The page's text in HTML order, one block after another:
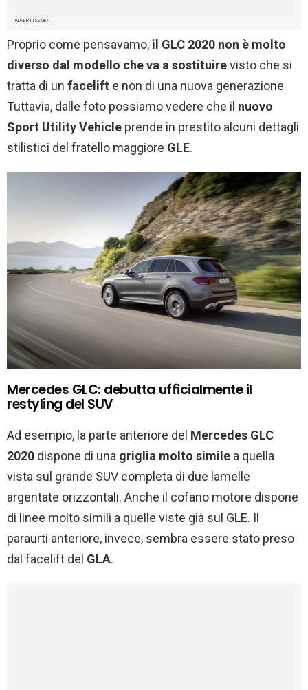
ADVERTISEMENT
Proprio come pensavamo, il GLC 2020 non è molto
diverso dal modello che va a sostituirevisto che si
tratta di un facelift e non di una nuova generazione.
Tuttavia, dalle foto possiamo vedere che il nuovo
Sport Utility Vehicle prende in prestito alcuni dettagli
stilistici del fratello maggiore GLE.
Mercedes GLC: debutta ufficialmente il
restyling del SUV
Ad esempio, la parte anteriore del Mercedes GLC
2020 dispone di una griglia molto simile a quella
vista sul grande SUV completa di due lamelle
argentate orizzontali. Anche il cofano motore dispone
di linee molto simili a quelle viste già sul GLE. Il
paraurti anteriore, invece, sembra essere stato preso
dal facelift del GLA.